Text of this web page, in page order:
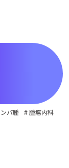
パ腫
# 腫瘍内科